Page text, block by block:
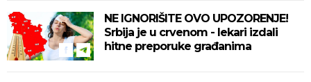
NE IGNORIŠITE OVO UPOZORENJE!
Srbija je u crvenom - lekari izdali
hitne preporuke građanima